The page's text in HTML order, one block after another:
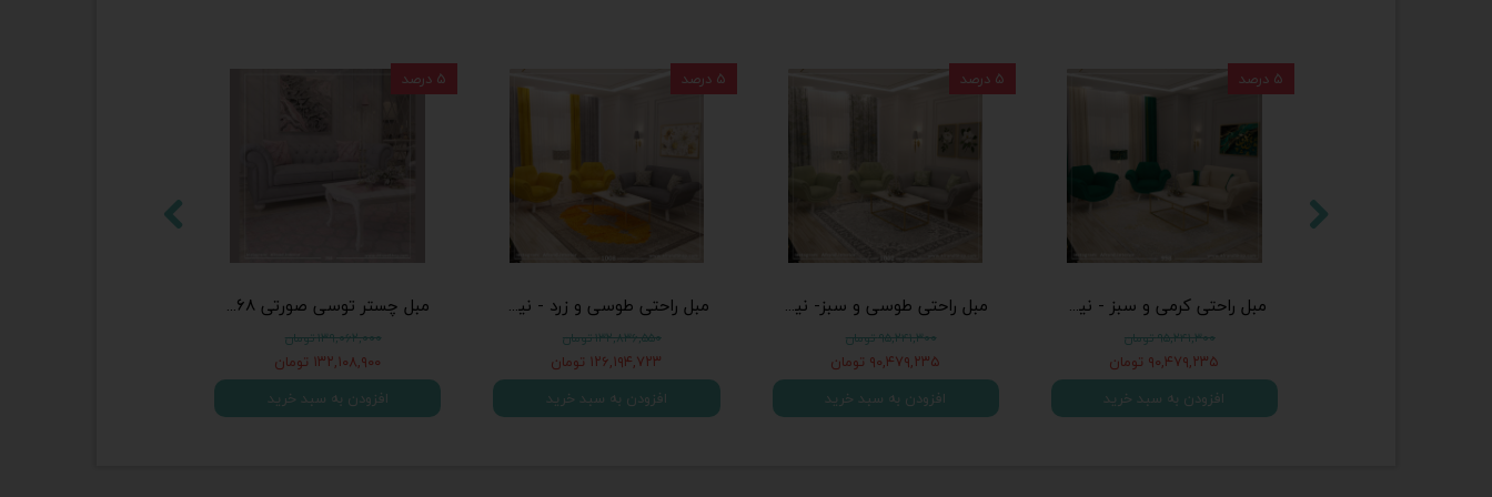
مبل چستر توسی صورتی 968 (ست هفت نفره - شامل یک مبل چستر سه نفره و چهار صندلی تکی دسته دار)
۱۳۹,۰۶۲,۰۰۰ تومان
۱۳۲,۱۰۸,۹۰۰ تومان
افزودن به سبد خرید
۵ درصد
مبل راحتی طوسی و زرد - نیم ست 1008 (چهار نفره - شامل دو مبل تک نفره و یک مبل دو نفره)
۱۳۲,۸۳۶,۵۵۰ تومان
۱۲۶,۱۹۴,۷۲۳ تومان
افزودن به سبد خرید
۵ درصد
مبل راحتی طوسی و سبز- نیم ست 1002 (چهار نفره - شامل دو مبل تک نفره و یک مبل دو نفره)
۹۵,۲۴۱,۳۰۰ تومان
۹۰,۴۷۹,۲۳۵ تومان
افزودن به سبد خرید
۵ درصد
مبل راحتی کرمی و سبز - نیم ست 998(چهار نفره - شامل دو مبل تک نفره و یک مبل دو نفره)
۹۵,۲۴۱,۳۰۰ تومان
۹۰,۴۷۹,۲۳۵ تومان
افزودن به سبد خرید
۵ درصد